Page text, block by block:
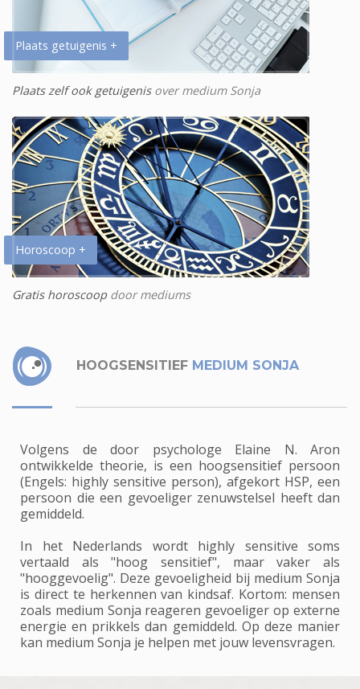
Plaats getuigenis +
Plaats zelf ook getuigenisover medium Sonja
Horoscoop +
Gratis horoscoopdoor mediums
HOOGSENSITIEF MEDIUM SONJA
Volgens de door psychologe Elaine N. Aron
ontwikkelde theorie, is een hoogsensitief persoon
(Engels: highly sensitive person), afgekort HSP, een
persoon die een gevoeliger zenuwstelsel heeft dan
gemiddeld.
In het Nederlands wordt highly sensitive soms
vertaald als "hoog sensitief", maar vaker als
"hooggevoelig". Deze gevoeligheid bij medium Sonja
is direct te herkennen van kindsaf. Kortom: mensen
zoals medium Sonja reageren gevoeliger op externe
energie en prikkels dan gemiddeld. Op deze manier
kan medium Sonja je helpen met jouw levensvragen.